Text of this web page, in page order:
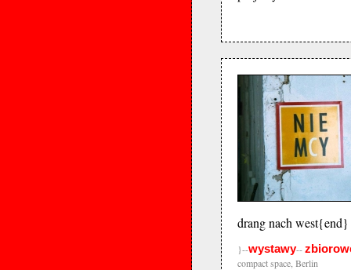
drang nach west{end}
}--wystawy--
compact space, Berlin